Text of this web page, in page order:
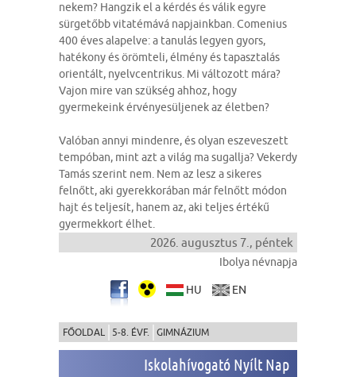
nekem? Hangzik el a kérdés és válik egyre
sürgetőbb vitatémává napjainkban. Comenius
400 éves alapelve: a tanulás legyen gyors,
hatékony és örömteli, élmény és tapasztalás
orientált, nyelvcentrikus. Mi változott mára?
Vajon mire van szükség ahhoz, hogy
gyermekeink érvényesüljenek az életben?
Valóban annyi mindenre, és olyan eszeveszett
tempóban, mint azt a világ ma sugallja? Vekerdy
Tamás szerint nem. Nem az lesz a sikeres
felnőtt, aki gyerekkorában már felnőtt módon
hajt és teljesít, hanem az, aki teljes értékű
gyermekkort élhet.
2026. augusztus 7., péntek
Ibolya névnapja
HU EN
FŐOLDAL 5-8. ÉVF. GIMNÁZIUM
Iskolahívogató Nyílt Nap